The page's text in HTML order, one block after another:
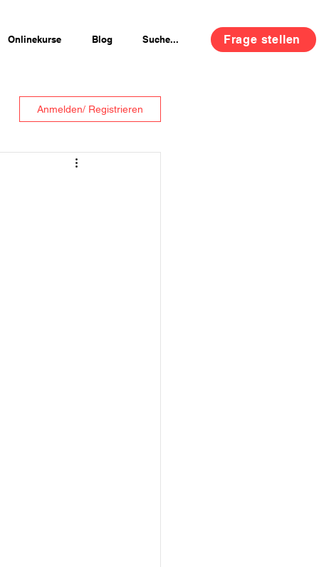
Onlinekurse Blog Suche... Frage stellen
Anmelden/ Registrieren